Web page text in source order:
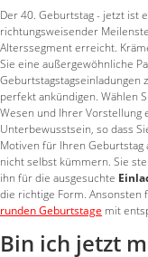
Der 40. Geburtstag - jetzt ist
richtungsweisender
Alterssegment erreicht.
Sie eine außergewöhnliche
Geburtstagstagseinladungen
perfekt ankündigen. Wählen
Wesen und Ihrer
Unterbewusstsein, so dass
Motiven für Ihren Geburtstag
nicht selbst kümmern. Sie
ihn für die ausgesuchte
die richtige Form. Ansonsten
runden Geburtstage mit
Bin ich jetzt